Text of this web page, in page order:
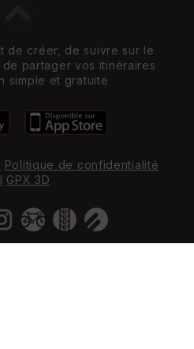
de créer, de suivre sur le
partager vos itinéraires
simple et gratuite
Politique de confidentialité
GPX 3D